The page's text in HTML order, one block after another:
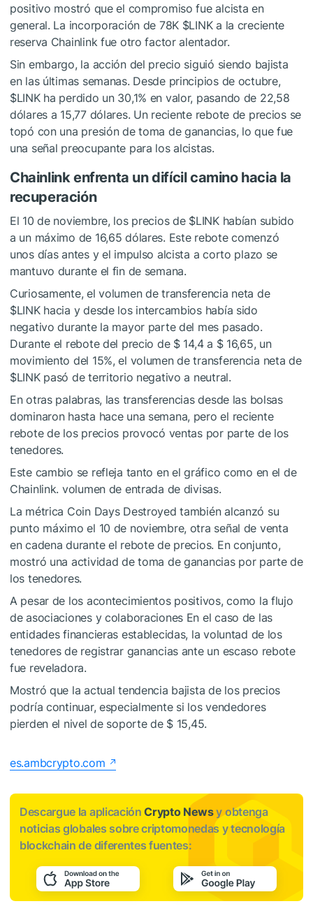
positivo mostró que el compromiso fue alcista en
general. La incorporación de 78K $LINKa la creciente
reserva Chainlink fue otro factor alentador.
Sin embargo, la acción del precio siguió siendo bajista
en las últimas semanas. Desde principios de octubre,
$LINKha perdido un 30,1% en valor, pasando de 22,58
dólares a 15,77 dólares. Un reciente rebote de precios se
topó con una presión de toma de ganancias, lo que fue
una señal preocupante para los alcistas.
Chainlink enfrenta un difícil camino hacia la
recuperación
El 10 de noviembre, los precios de $LINKhabían subido
a un máximo de 16,65 dólares. Este rebote comenzó
unos días antes y el impulso alcista a corto plazo se
mantuvo durante el fin de semana.
Curiosamente, el volumen de transferencia neta de
$LINKhacia y desde los intercambios había sido
negativo durante la mayor parte del mes pasado.
Durante el rebote del precio de $ 14,4 a $ 16,65, un
movimiento del 15%, el volumen de transferencia neta de
$LINKpasó de territorio negativo a neutral.
En otras palabras, las transferencias desde las bolsas
dominaron hasta hace una semana, pero el reciente
rebote de los precios provocó ventas por parte de los
tenedores.
Este cambio se refleja tanto en el gráfico como en el de
Chainlink. volumen de entrada de divisas.
La métrica Coin Days Destroyed también alcanzó su
punto máximo el 10 de noviembre, otra señal de venta
en cadena durante el rebote de precios. En conjunto,
mostró una actividad de toma de ganancias por parte de
los tenedores.
A pesar de los acontecimientos positivos, como la flujo
de asociaciones y colaboraciones En el caso de las
entidades financieras establecidas, la voluntad de los
tenedores de registrar ganancias ante un escaso rebote
fue reveladora.
Mostró que la actual tendencia bajista de los precios
podría continuar, especialmente si los vendedores
pierden el nivel de soporte de $ 15,45.
es.ambcrypto.com
Descargue la aplicaciónCrypto Newsy obtenga
noticias globales sobre criptomonedas y tecnología
blockchain de diferentes fuentes: